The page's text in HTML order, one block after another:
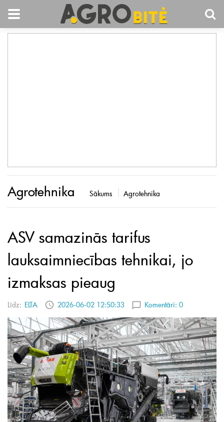
Agrotehnika Sākums Agrotehnika
ASV samazinās tarifus
lauksaimniecības tehnikai, jo
izmaksas pieaug
Līdz: ELTA 2026-06-02 12:50:33 Komentāri: 0